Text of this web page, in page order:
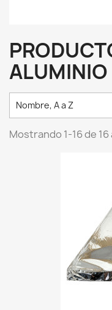
ALUMINIO
Nombre, A a Z
Mostrando 1-16 de